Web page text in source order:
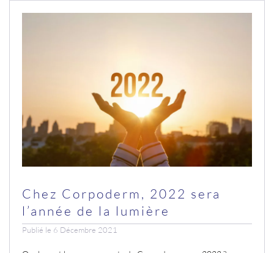
Chez Corpoderm, 2022 sera
l’année de la lumière
Publié le 6 Décembre 2021